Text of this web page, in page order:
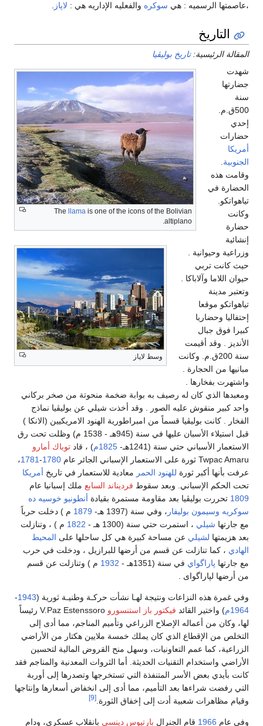
،عاصمتها الرسميه : هي سوكره والفعليه الإداريه هي : لاپاز.
التاريخ
المقالة الرئيسية:تاريخ بوليڤيا
Thellamais one of the icons of the Bolivian
altiplano.
وسط لاپاز
شهدت
جضارتها
سنة
500ق.م.
إحدي
حضارات
أمريكا
الجنوبية.
وقامت هذه
الحضارة في
تياهواتكو.
وكانت
حضارة
إنشائية
وزراعية وحيوانية .
حيث كانت تربي
حيوان اللاما وآلاباكا .
وتعتبر مدينة
تياهواتكو موقعا
إحتفاليا وحضاريا
كبيرا فوق جبال
الأنديز . وقد أقيمت
سنة 200ق.م. وكانت
مبانيها من الحجارة .
واشتهرت بفخارها .
ومعبدها الذي كان له رصيف به بوابة ضخمة منحوتة من صخر بركاني
واحد كبير منقوش عليه الصور . وقد أخذت شيلي عن بوليڤيا نماذج
الفخار . كانت بوليڤيا قسماً من امبراطورية الهنود الامريكيين (الانكا )
قبل استيلاء الأسبان عليها في سنة (945هـ - 1538 م) وظلت تحت رق
الاستعمار الأسباني حتي سنة (1241هـ-
1825م ) ، قادتوباك أمارو
Twpac Amaru ثورة على الاستعمار الإسباني الجائر عام
1780
-
1781،
عرفت بأنها أكبر ثورةللهنود الحمرمعادية للاستعمار في تاريخأمريكا
تحت الحكم الإسباني. وبعد سقوطفرديناند السابعملك إسبانيا عام
1809تحررت بوليڤيا بعد مقاومة مستمرة بقيادةأنطونيو خوسيه ده
سوكريه وسيمون بوليفار، وفي سنة (1397 هـ- 1879م ) دخلت حرباً
مع جارتهاشيلي، استمرت حتي سنة (1300 هـ - 1822م ) ، وتنازلت
بعد هزيمتهالشيليعن مساحة كبيرة هي كل ساحلها على المحيط
الهادي، كما تنازلت عن قسم من أرضها للبرازيل ، ودخلت في حرب
مع جارتهاپاراگوايفي سنة (1351هـ - 1932م ) وتنازلت عن قسم
من أرضها لپاراگواى .
وفي غمرة هذه النزاعات ونتيجة لهـا نشأت حركـة وطنيـة ثورية ( 1943
-
1964م
) واختير القائدفيكتور باز استنسورو
V.Paz Estenssoro رئيساً
لها، وكان من أعماله الإصلاح الزراعي وتأميم المناجم، مما أدى إلى
التخلص من الإقطاع الذي كان يملك خمسة ملايين هكتار من الأراضي
الزراعية، كما عمم التعاونيات، وسهل منح القروض المالية لتحسين
الأراضي واستخدام التقنيات الحديثة. أما الثروات المعدنية والمناجم فقد
كانت بأيدي بعض الأسر المتنفذة التي تستخرجها وتصدرها إلى أوربة
التي رفضت شراءها بعد التأميم، مما أدى إلى انخفاض أسعارها وإنتاجها
وقيام مظاهرات شعبية أدت إلى إخفاق الثورة.
وفي عام1966قام الجنرال بارتيوس دينسيبانقلاب عسكري، ودام